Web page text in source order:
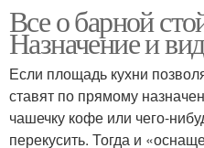
Все о барной
Назначение и
Если площадь кухни
ставят по прямому
чашечку кофе или чего-
перекусить. Тогда и